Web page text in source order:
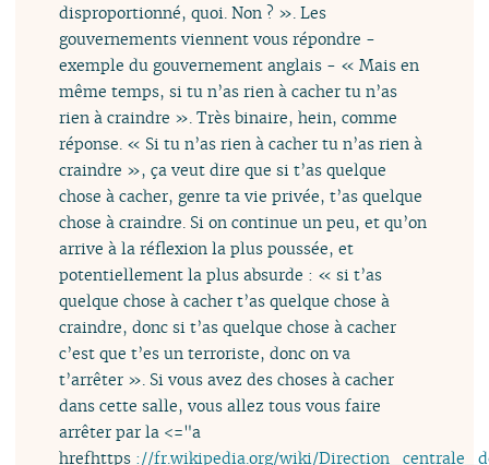
disproportionné, quoi. Non ? ». Les
gouvernements viennent vous répondre -
exemple du gouvernement anglais - « Mais en
même temps, si tu n’as rien à cacher tu n’as
rien à craindre ». Très binaire, hein, comme
réponse. « Si tu n’as rien à cacher tu n’as rien à
craindre », ça veut dire que si t’as quelque
chose à cacher, genre ta vie privée, t’as quelque
chose à craindre. Si on continue un peu, et qu’on
arrive à la réflexion la plus poussée, et
potentiellement la plus absurde : « si t’as
quelque chose à cacher t’as quelque chose à
craindre, donc si t’as quelque chose à cacher
c’est que t’es un terroriste, donc on va
t’arrêter ». Si vous avez des choses à cacher
dans cette salle, vous allez tous vous faire
arrêter par la <="a
hrefhttps ://fr.wikipedia.org/wiki/